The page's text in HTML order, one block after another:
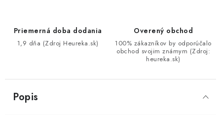
Priemerná doba dodania
1,9 dňa (Zdroj Heureka.sk)
Overený obchod
100% zákazníkov by odporúčalo
obchod svojim známym (Zdroj:
heureka.sk)
Popis